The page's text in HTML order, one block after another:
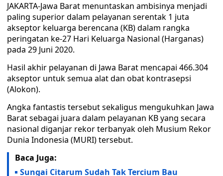
JAKARTA-Jawa Barat menuntaskan ambisinya menjadi
paling superior dalam pelayanan serentak 1 juta
akseptor keluarga berencana (KB) dalam rangka
peringatan ke-27 Hari Keluarga Nasional (Harganas)
pada 29 Juni 2020.
Hasil akhir pelayanan di Jawa Barat mencapai 466.304
akseptor untuk semua alat dan obat kontrasepsi
(Alokon).
Angka fantastis tersebut sekaligus mengukuhkan Jawa
Barat sebagai juara dalam pelayanan KB yang secara
nasional diganjar rekor terbanyak oleh Musium Rekor
Dunia Indonesia (MURI) tersebut.
Baca Juga:
Sungai Citarum Sudah Tak Tercium Bau